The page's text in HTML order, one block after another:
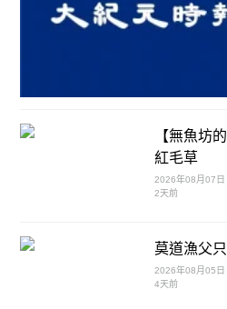
【無魚坊
紅毛草
2026年08月07日
2天前
莫道漁父
2026年08月05日
4天前